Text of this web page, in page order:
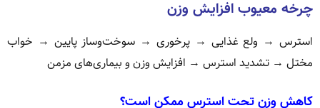
چرخه معیوب افزایش وزن
استرس → ولع غذایی → پرخوری → سوخت‌وساز پایین → خواب
مختل → تشدید استرس → افزایش وزن و بیماری‌های مزمن
کاهش وزن تحت استرس ممکن است؟